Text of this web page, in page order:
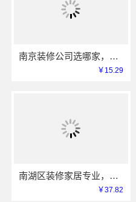
南京装修公司选哪家，南京市创亿讯靠谱
￥15.29
南湖区装修家居专业，嘉兴家美建材科技有限公司品质保障
￥37.82